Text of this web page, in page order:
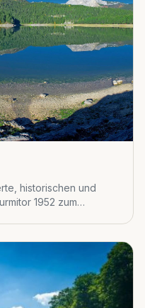
historischen und
1952 zum